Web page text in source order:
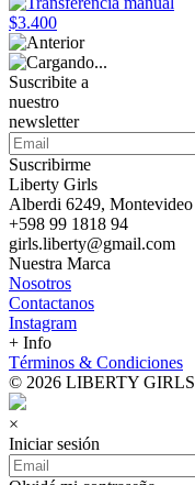
$3.400
Suscribite a
nuestro
newsletter
Suscribirme
Liberty Girls
Alberdi 6249, Montevideo
+598 99 1818 94
girls.liberty@gmail.com
Nuestra Marca
Nosotros
Contactanos
Instagram
+ Info
Términos & Condiciones
© 2026 LIBERTY GIRLS
×
Iniciar sesión